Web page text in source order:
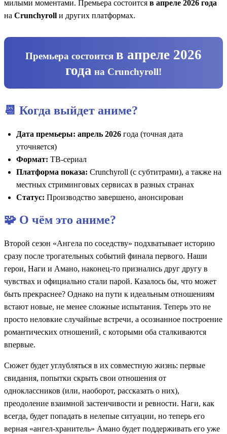
милыми моментами. Премьера состоится в апреле 2026 года
на Crunchyroll и других платформах.
Премьера состоится в апреле 2026
года на Crunchyroll!
📆 Когда выйдет аниме?
Дата премьеры: апрель 2026 года (точная дата
уточняется)
Формат: ТВ-сериал
Платформа показа: Crunchyroll (с субтитрами), а также на
местных стриминговых сервисах в разных странах
Статус: Производство завершено, анонсирован
🧩 О чём это аниме?
Второй сезон «Ангела по соседству» подхватывает историю
сразу после трогательных событий финала первого. Наши
герои, Наги и Амано, наконец-то признались друг другу в
чувствах и официально стали парой. Казалось бы, что может
быть прекраснее? Однако на пути к идеальным отношениям
встают новые, не менее сложные испытания. Теперь это не
просто неловкие случайные встречи, а осознанное построение
романтических отношений, с которыми оба сталкиваются
впервые.
Сюжет будет углубляться в их совместную жизнь: первые
свидания, попытки скрыть свои отношения от
одноклассников (или, наоборот, рассказать о них),
преодоление взаимной застенчивости и ревности. Наги, как
всегда, будет попадать в нелепые ситуации, но теперь его
верная «ангел-хранитель» Амано будет поддерживать его уже